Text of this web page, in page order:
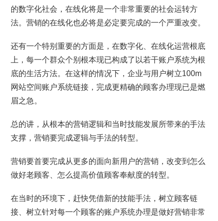
的数字化社会，在线化将是一个非常重要的社会运转方
法。营销的在线化也必将是必定要完成的一个严重改变。
还有一个特别重要的方面是，在数字化、在线化运营根底
上，每一个群众个别根本现已构成了以若干账户系统为根
底的生活方法。在这样的情况下，企业与用户树立100m
网站空间账户系统链接，完成更精确的顾客办理现已是燃
眉之急。
总的讲，从根本的营销逻辑和当时技能发展所带来的手法
支撑，营销要完成逻辑与手法的转型。
营销要首要完成从更多的面向新用户的营销，改变到怎么
做好老顾客、怎么提高价值顾客奉献度的转型。
在当时的环境下，赶快凭借新的技能手法，树立顾客链
接、树立针对每一个顾客的账户系统办理是做好营销非常